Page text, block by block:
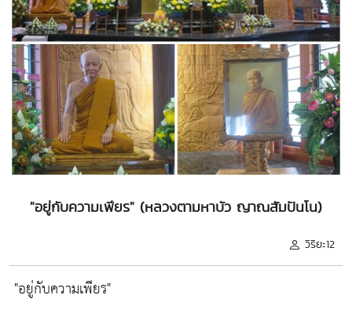
"อยู่กับความเพียร" (หลวงตามหาบัว ญาณสัมปันโน)
วิริยะ12
"อยู่กับความเพียร"